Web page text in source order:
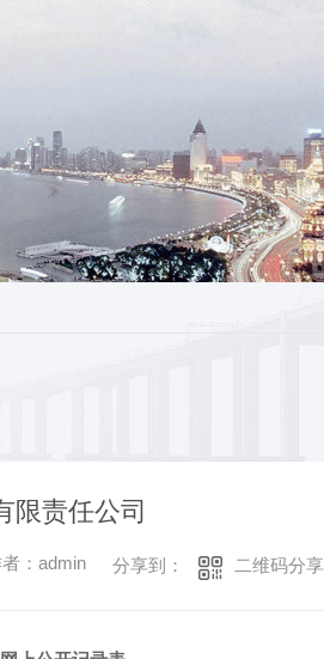
限责任公司
：admin 分享到： 二维码分享